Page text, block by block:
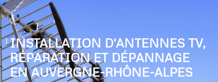
INSTALLATION D'ANTENNES TV,
RÉPARATION ET DÉPANNAGE
EN AUVERGNE-RHÔNE-ALPES